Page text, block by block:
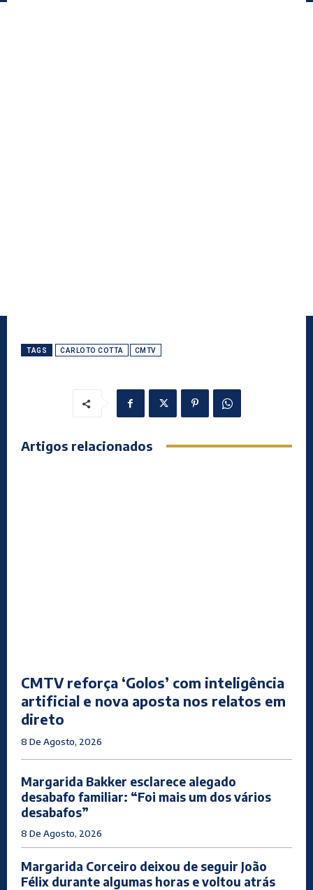
TAGS CARLOTO COTTA CMTV
Artigos relacionados
CMTV reforça ‘Golos’ com inteligência
artificial e nova aposta nos relatos em
direto
8 De Agosto, 2026
Margarida Bakker esclarece alegado
desabafo familiar: “Foi mais um dos vários
desabafos”
8 De Agosto, 2026
Margarida Corceiro deixou de seguir João
Félix durante algumas horas e voltou atrás